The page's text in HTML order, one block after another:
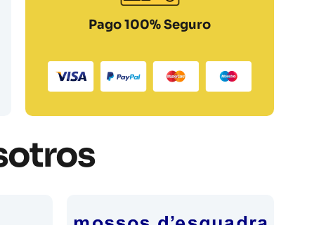
Pago 100% Seguro